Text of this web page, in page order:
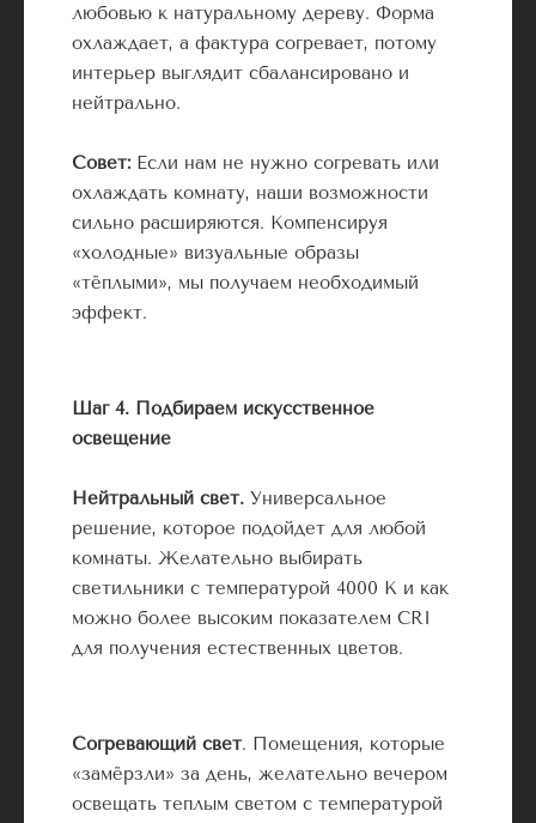
любовью к натуральному дереву. Форма
охлаждает, а фактура согревает, потому
интерьер выглядит сбалансировано и
нейтрально.
Совет: Если нам не нужно согревать или
охлаждать комнату, наши возможности
сильно расширяются. Компенсируя
«холодные» визуальные образы
«тёплыми», мы получаем необходимый
эффект.
Шаг 4. Подбираем искусственное
освещение
Нейтральный свет. Универсальное
решение, которое подойдет для любой
комнаты. Желательно выбирать
светильники с температурой 4000 К и как
можно более высоким показателем CRI
для получения естественных цветов.
Согревающий свет. Помещения, которые
«замёрзли» за день, желательно вечером
освещать теплым светом с температурой